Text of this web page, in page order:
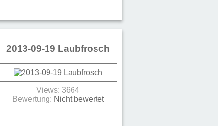
2013-09-19 Laubfrosch
Views: 3664
Bewertung: Nicht bewertet